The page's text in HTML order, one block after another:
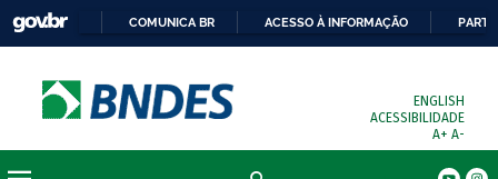
COMUNICA BR ACESSO À INFORMAÇÃO
ENGLISH
ACESSIBILIDADE
A+ A-